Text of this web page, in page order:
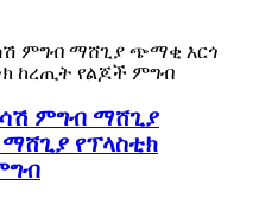
ምግብ ማሸጊያ
የፕላስቲክ